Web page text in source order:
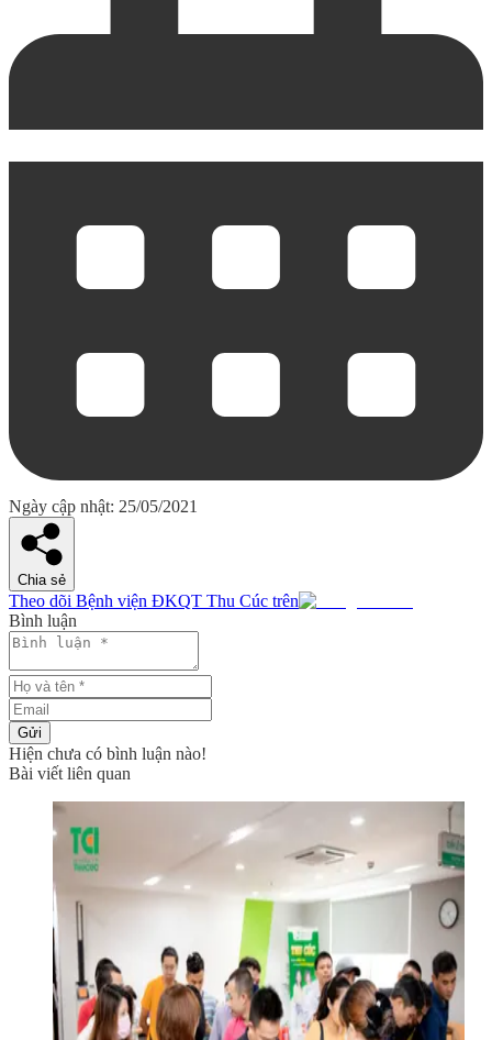
Ngày cập nhật: 25/05/2021
Chia sẻ
Theo dõi Bệnh viện ĐKQT Thu Cúc trên
Bình luận
Gửi
Hiện chưa có bình luận nào!
Bài viết liên quan